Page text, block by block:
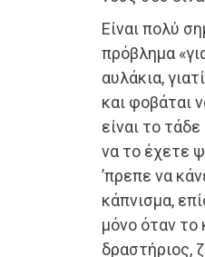
Είναι πολύ
πρόβλημα
αυλάκια,
και φοβάται
είναι το
να το έχετε
’πρεπε να
κάπνισμα,
μόνο όταν το
δραστήριος,